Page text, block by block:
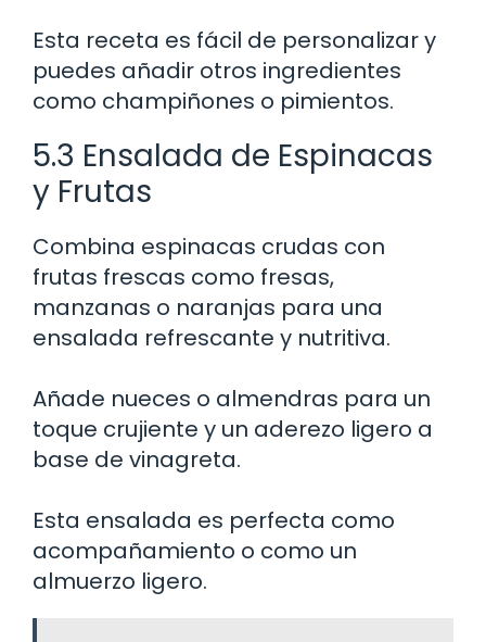
Esta receta es fácil de personalizar y
puedes añadir otros ingredientes
como champiñones o pimientos.
5.3 Ensalada de Espinacas
y Frutas
Combina espinacas crudas con
frutas frescas como fresas,
manzanas o naranjas para una
ensalada refrescante y nutritiva.
Añade nueces o almendras para un
toque crujiente y un aderezo ligero a
base de vinagreta.
Esta ensalada es perfecta como
acompañamiento o como un
almuerzo ligero.